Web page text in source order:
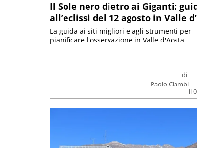
Il Sole nero dietro ai Giganti:
all’eclissi del 12 agosto in Valle
di
Paolo Ciambi
il
La guida ai siti migliori e agli strumenti per
pianificare l'osservazione in Valle d'Aosta